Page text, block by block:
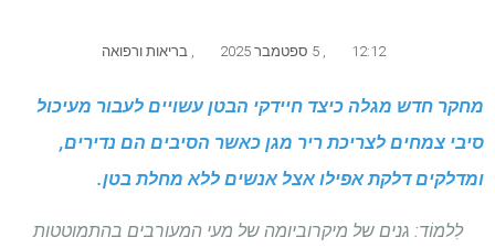
12:12 5 ספטמבר 2025 בריאות ורפואה
מחקר חדש מגלה כיצד חיידקי הבטן עשויים לעבור מעיכול
סיבי צמחים לצריכת ריר מגן כאשר הסיבים הם נדירים,
ומדלקים דלקת אפילו אצל אנשים ללא מחלת בטן.
לִלמוֹד: גנים של מיקרוביומה של מעי המעורבים בהתמוטטות